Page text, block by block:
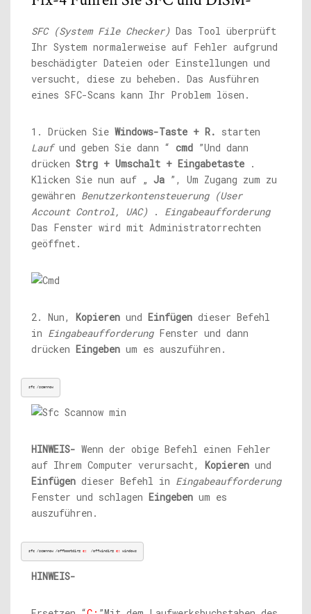
SFC (System File Checker) Das Tool überprüft
Ihr System normalerweise auf Fehler aufgrund
beschädigter Dateien oder Einstellungen und
versucht, diese zu beheben. Das Ausführen
eines SFC-Scans kann Ihr Problem lösen.
1. Drücken Sie Windows-Taste + R. starten
Laufund geben Sie dann “ cmd ”Und dann
drücken Strg + Umschalt + Eingabetaste .
Klicken Sie nun auf „ Ja ”, Um Zugang zum zu
gewähren Benutzerkontensteuerung (User
Account Control, UAC) . Eingabeaufforderung
Das Fenster wird mit Administratorrechten
geöffnet.
2. Nun, Kopieren und Einfügen dieser Befehl
in EingabeaufforderungFenster und dann
drücken Eingeben um es auszuführen.
sfc /scannow
HINWEIS- Wenn der obige Befehl einen Fehler
auf Ihrem Computer verursacht, Kopieren und
Einfügen dieser Befehl in Eingabeaufforderung
Fenster und schlagen Eingeben um es
auszuführen.
sfc /scannow /offbootdir= c: /offwindir= c: windows
HINWEIS-